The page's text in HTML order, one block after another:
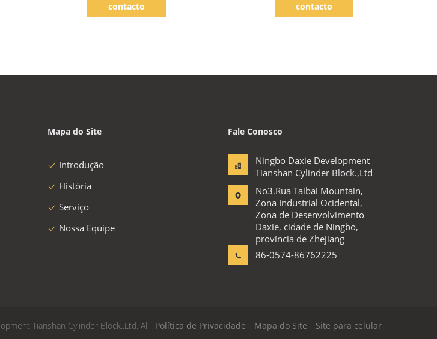
contacto
contacto
Mapa do Site
Introdução
História
Serviço
Nossa Equipe
Fale Conosco
Ningbo Daxie Development
Tianshan Cylinder Block.,Ltd
No3.Rua Taibai Mountain,
Zona Industrial Ocidental,
Zona de Desenvolvimento
Daxie, cidade de Ningbo,
província de Zhejiang
86-0574-86762225
Política de Privacidade Mapa do Site Site para celular
Tianshan Cylinder Block.,Ltd. All